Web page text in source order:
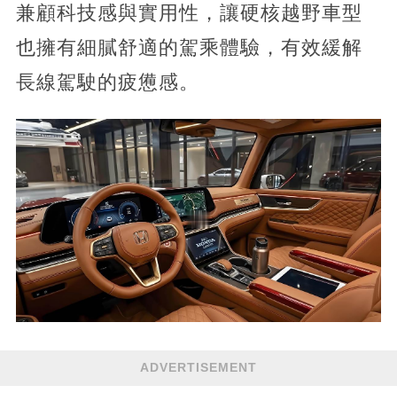
兼顧科技感與實用性，讓硬核越野車型
也擁有細膩舒適的駕乘體驗，有效緩解
長線駕駛的疲憊感。
ADVERTISEMENT